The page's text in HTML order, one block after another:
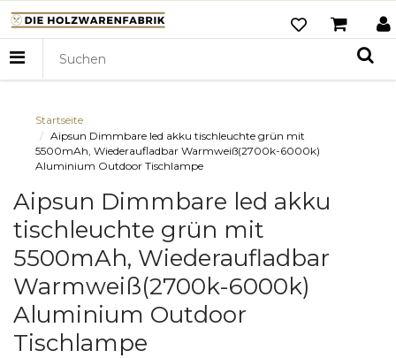
Startseite
Aipsun Dimmbare led akku tischleuchte grün mit
5500mAh, Wiederaufladbar Warmweiß(2700k-6000k)
Aluminium Outdoor Tischlampe
Aipsun Dimmbare led akku
tischleuchte grün mit
5500mAh, Wiederaufladbar
Warmweiß(2700k-6000k)
Aluminium Outdoor
Tischlampe